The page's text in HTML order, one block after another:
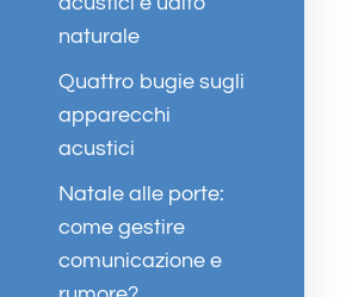
naturale
Quattro bugie sugli
apparecchi
acustici
Natale alle porte:
come gestire
comunicazione e